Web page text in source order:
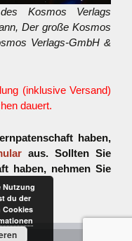
Kosmos Verlags
Der große Kosmos
Verlags-GmbH &
(inklusive Versand)
dauert.
haben,
aus. Sollten Sie
haben, nehmen Sie
Nutzung
du der
Cookies